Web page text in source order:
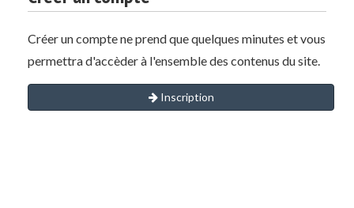
Créer un compte ne prend que quelques minutes et vous
permettra d'accèder à l'ensemble des contenus du site.
Inscription